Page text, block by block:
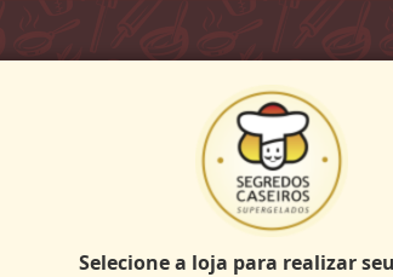
Pesquisa
Nossas Lojas
Selecione a loja para realizar